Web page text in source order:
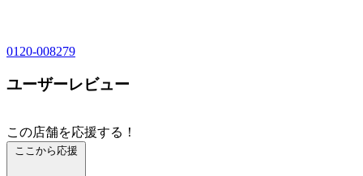
0120-008279
ユーザーレビュー
この店舗を応援する！
ここから応援